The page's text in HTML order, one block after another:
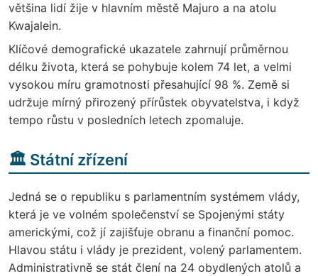
většina lidí žije v hlavním městě Majuro a na atolu
Kwajalein.
Klíčové demografické ukazatele zahrnují průměrnou
délku života, která se pohybuje kolem 74 let, a velmi
vysokou míru gramotnosti přesahující 98 %. Země si
udržuje mírný přirozený přírůstek obyvatelstva, i když
tempo růstu v posledních letech zpomaluje.
🏛️ Státní zřízení
Jedná se o republiku s parlamentním systémem vlády,
která je ve volném společenství se Spojenými státy
americkými, což jí zajišťuje obranu a finanční pomoc.
Hlavou státu i vlády je prezident, volený parlamentem.
Administrativně se stát člení na 24 obydlených atolů a